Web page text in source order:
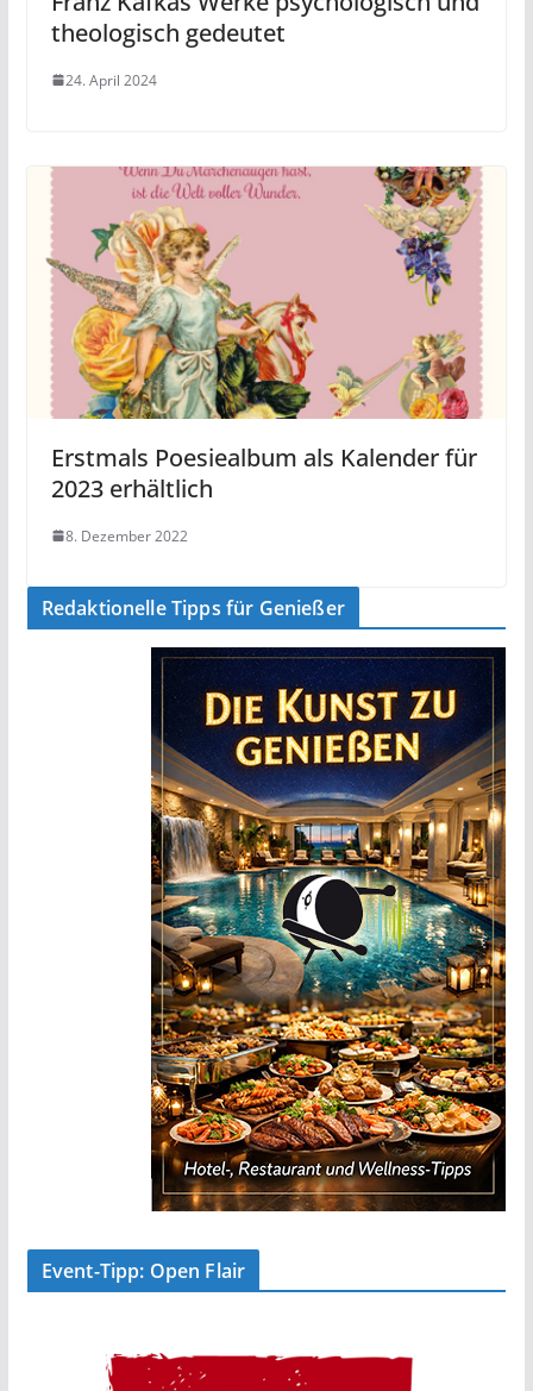
theologisch gedeutet
24. April 2024
Erstmals Poesiealbum als Kalender für
2023 erhältlich
8. Dezember 2022
Redaktionelle Tipps für Genießer
Event-Tipp: Open Flair